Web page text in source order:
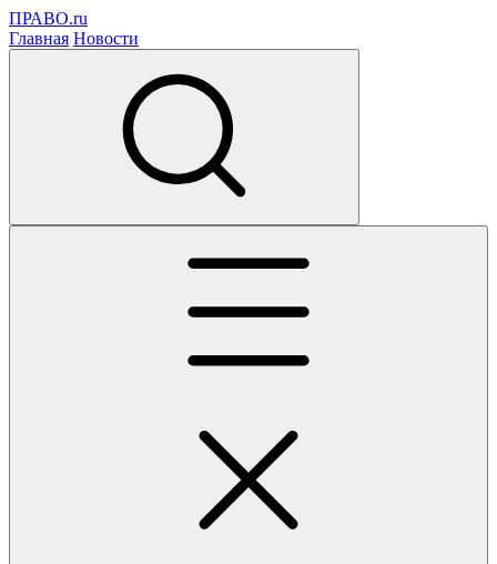
ПРАВО.ru
Главная Новости